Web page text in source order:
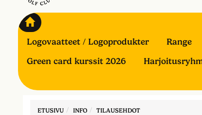
Logovaatteet / Logoprodukter Range
Green card kurssit 2026
ETUSIVU INFO TILAUSEHDOT